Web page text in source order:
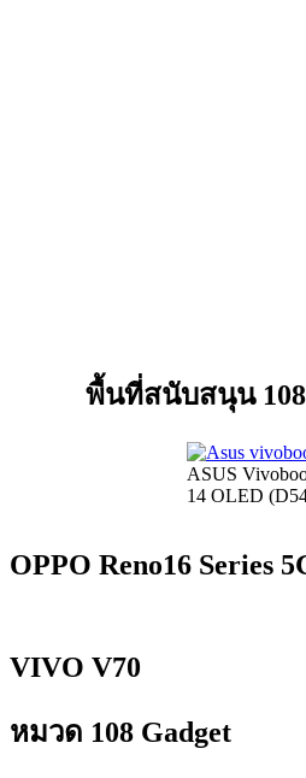
พื้นที่สนับสนุน
ASUS
14 OLED
OPPO Reno16 Series
VIVO V70
หมวด 108 Gadget